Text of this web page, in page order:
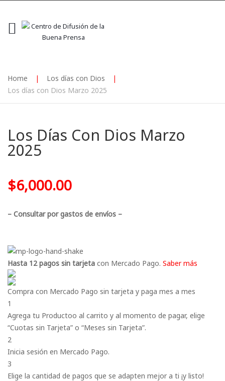
Home | Los días con Dios
|
Los días con Dios Marzo 2025
Los Días Con Dios Marzo
2025
$6,000.00
– Consultar por gastos de envíos –
Hasta 12 pagos sin tarjeta con Mercado Pago. Saber más
Compra con Mercado Pago sin tarjeta y paga mes a mes
1
Agrega tu Productoo al carrito y al momento de pagar, elige
“Cuotas sin Tarjeta” o “Meses sin Tarjeta”.
2
Inicia sesión en Mercado Pago.
3
Elige la cantidad de pagos que se adapten mejor a ti ¡y listo!